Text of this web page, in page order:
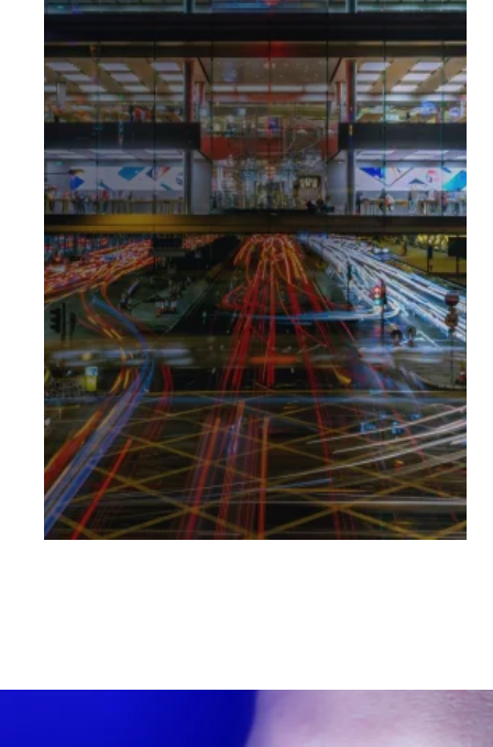
Retail, Leisure & Hospitality
Apoyamos a las empresas de los
sectores Retail, Ocio y Turismo a
mejorar la experiencia del consumidor
y el servicio al cliente a través de
soluciones tecnológicas innovadoras
que garantizan la omnicanalidad y la
seguridad.